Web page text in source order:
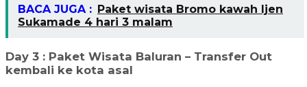
BACA JUGA : Paket wisata Bromo kawah Ijen
Sukamade 4 hari 3 malam
Day 3 : Paket Wisata Baluran – Transfer Out
kembali ke kota asal